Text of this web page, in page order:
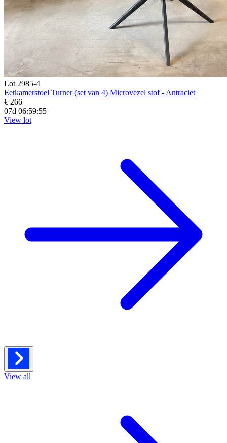
Lot 2985-4
Eetkamerstoel Turner (set van 4) Microvezel stof - Antraciet
€ 266
07d 06:59:55
View lot
View all